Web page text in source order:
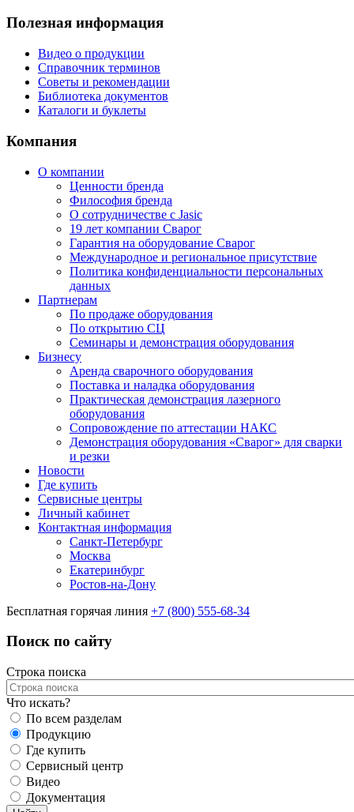
Полезная информация
Видео о продукции
Справочник терминов
Советы и рекомендации
Библиотека документов
Каталоги и буклеты
Компания
О компании
Ценности бренда
Философия бренда
О сотрудничестве с Jasic
19 лет компании Сварог
Гарантия на оборудование Сварог
Международное и региональное присутствие
Политика конфиденциальности персональных
данных
Партнерам
По продаже оборудования
По открытию СЦ
Семинары и демонстрация оборудования
Бизнесу
Аренда сварочного оборудования
Поставка и наладка оборудования
Практическая демонстрация лазерного
оборудования
Сопровождение по аттестации НАКС
Демонстрация оборудования «Сварог» для сварки
и резки
Новости
Где купить
Сервисные центры
Личный кабинет
Контактная информация
Санкт-Петербург
Москва
Екатеринбург
Ростов-на-Дону
Бесплатная горячая линия +7 (800) 555-68-34
Поиск по сайту
Строка поиска
Что искать?
По всем разделам
Продукцию
Где купить
Сервисный центр
Видео
Документация